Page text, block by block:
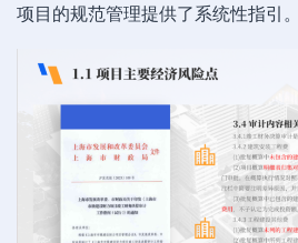
项目的规范管理提供了系统性指引。